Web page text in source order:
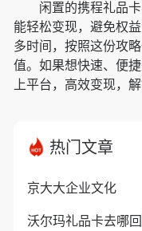
闲置的携程礼品
能轻松变现，避免权
多时间，按照这份攻
值。如果想快速、便
上平台，高效变现，
热门文章
京大大企业文化